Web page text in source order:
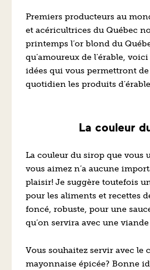
Premiers producteurs au
et acéricultrices du Québec
printemps l’or blond du
qu’amoureux de l’érable,
idées qui vous permettront
quotidien les produits
La couleur
La couleur du sirop que vous
vous aimez n’a aucune
plaisir! Je suggère toutefois
pour les aliments et recettes
foncé, robuste, pour une
qu’on servira avec une
Vous souhaitez servir avec le
mayonnaise épicée? Bonne